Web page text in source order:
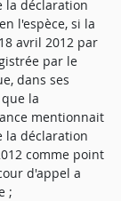
la déclaration
l'espèce, si la
avril 2012 par
par le
dans ses
la
mentionnait
la déclaration
comme point
d'appel a
;